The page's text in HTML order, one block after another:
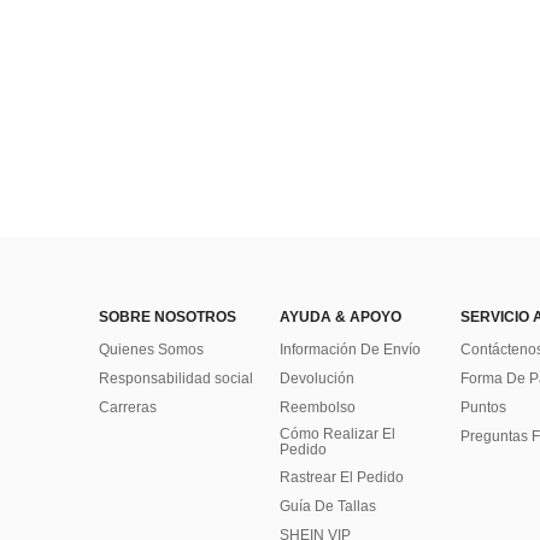
SOBRE NOSOTROS
Quienes Somos
Responsabilidad social
Carreras
AYUDA & APOYO
Información De Envío
Devolución
Reembolso
Cómo Realizar El
Pedido
Rastrear El Pedido
Guía De Tallas
SHEIN VIP
SERVICIO
Forma De
Puntos
Preguntas